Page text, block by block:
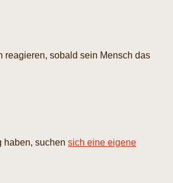
reagieren, sobald sein Mensch das
haben, suchen sich eine eigene